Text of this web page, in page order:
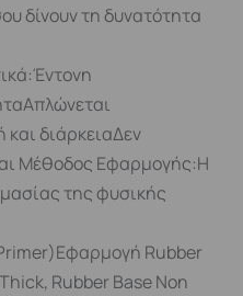
δίνουν τη δυνατότητα
διάρκειαΔεν
Μέθοδος Εφαρμογής:Η
της φυσικής
Rubber
Rubber Base Non